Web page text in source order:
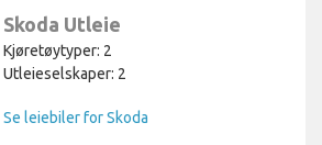
Skoda Utleie
Kjøretøytyper: 2
Utleieselskaper: 2
Se leiebiler for Skoda